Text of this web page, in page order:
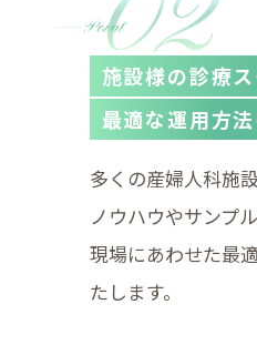
施設様の診療
最適な運用方
多くの産婦人科施
ノウハウやサンプ
現場にあわせた最
たします。